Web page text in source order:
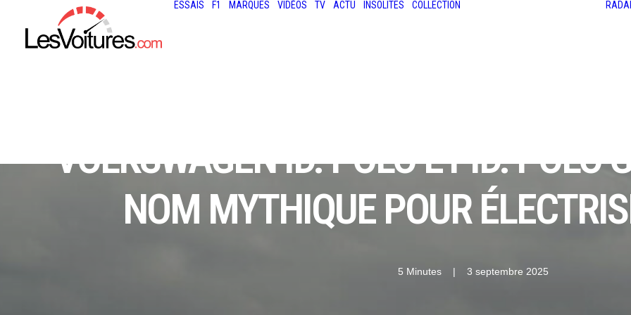
ESSAIS F1 MARQUES VIDÉOS TV ACTU INSOLITES COLLECTION
VOLKSWAGEN ID. POLO ET ID. POLO
NOM MYTHIQUE POUR
5 Minutes | 3 septembre 2025